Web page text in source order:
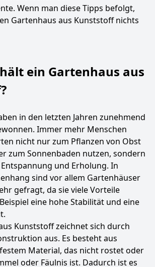
Wenn man diese Tipps befolgt,
Gartenhaus aus Kunststoff nichts
ein Gartenhaus aus
in den letzten Jahren zunehmend
Immer mehr Menschen
nicht nur zum Pflanzen von Obst
zum Sonnenbaden nutzen, sondern
und Erholung. In
sind vor allem Gartenhäuser
gefragt, da sie viele Vorteile
eine hohe Stabilität und eine
Kunststoff zeichnet sich durch
aus. Es besteht aus
Material, das nicht rostet oder
oder Fäulnis ist. Dadurch ist es